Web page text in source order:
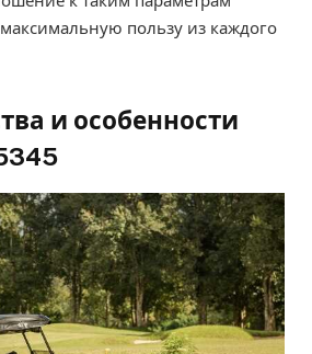
пользу из каждого
и особенности